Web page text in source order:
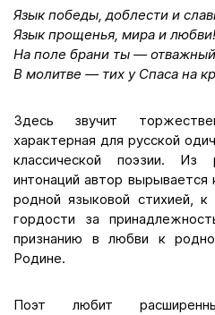
Язык победы, доблести и
Язык прощенья, мира и любви!
На поле брани ты —
В молитве — тих у Спаса на
Здесь звучит
характерная для русской
классической поэзии. Из
интонаций автор
родной языковой стихией, к
гордости за
признанию в любви к
Родине.
Поэт любит